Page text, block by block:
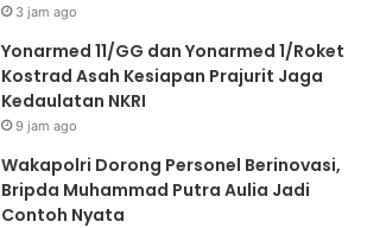
3 jam ago
Yonarmed 11/GG dan Yonarmed 1/Roket
Kostrad Asah Kesiapan Prajurit Jaga
Kedaulatan NKRI
9 jam ago
Wakapolri Dorong Personel Berinovasi,
Bripda Muhammad Putra Aulia Jadi
Contoh Nyata